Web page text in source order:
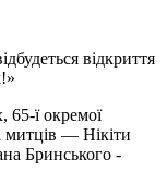
відкриття
65-ї окремої
митців — Нікіти
Бринського -